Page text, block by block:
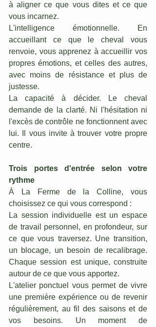
à aligner ce que vous dites et ce que
vous incarnez.
L'intelligence émotionnelle. En
accueillant ce que le cheval vous
renvoie, vous apprenez à accueillir vos
propres émotions, et celles des autres,
avec moins de résistance et plus de
justesse.
La capacité à décider. Le cheval
demande de la clarté. Ni l'hésitation ni
l'excès de contrôle ne fonctionnent avec
lui. Il vous invite à trouver votre propre
centre.
Trois portes d'entrée selon votre
rythme
À La Ferme de la Colline, vous
choisissez ce qui vous correspond :
La session individuelle est un espace
de travail personnel, en profondeur, sur
ce que vous traversez. Une transition,
un blocage, un besoin de recalibrage.
Chaque session est unique, construite
autour de ce que vous apportez.
L'atelier ponctuel vous permet de vivre
une première expérience ou de revenir
régulièrement, au fil des saisons et de
vos besoins. Un moment de